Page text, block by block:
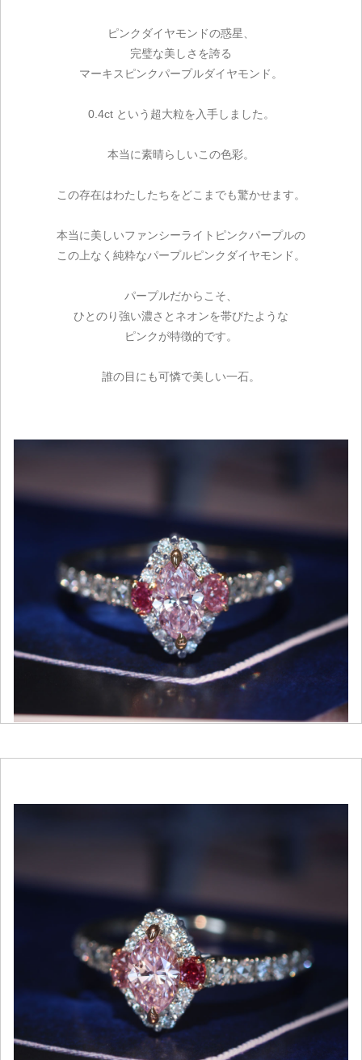
ピンクダイヤモンドの惑星、
完璧な美しさを誇る
マーキスピンクパープルダイヤモンド。
0.4ct という超大粒を入手しました。
本当に素晴らしいこの色彩。
この存在はわたしたちをどこまでも驚かせます。
本当に美しいファンシーライトピンクパープルの
この上なく純粋なパープルピンクダイヤモンド。
パープルだからこそ、
ひとのり強い濃さとネオンを帯びたような
ピンクが特徴的です。
誰の目にも可憐で美しい一石。